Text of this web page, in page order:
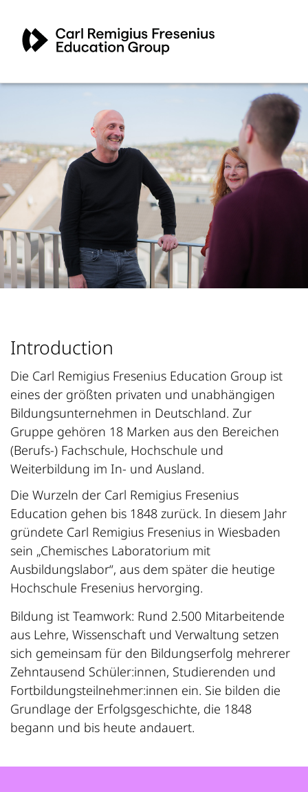
Introduction
Die Carl Remigius Fresenius Education Group ist
eines der größten privaten und unabhängigen
Bildungsunternehmen in Deutschland. Zur
Gruppe gehören 18 Marken aus den Bereichen
(Berufs-) Fachschule, Hochschule und
Weiterbildung im In- und Ausland.
Die Wurzeln der Carl Remigius Fresenius
Education gehen bis 1848 zurück. In diesem Jahr
gründete Carl Remigius Fresenius in Wiesbaden
sein „Chemisches Laboratorium mit
Ausbildungslabor“, aus dem später die heutige
Hochschule Fresenius hervorging.
Bildung ist Teamwork: Rund 2.500 Mitarbeitende
aus Lehre, Wissenschaft und Verwaltung setzen
sich gemeinsam für den Bildungserfolg mehrerer
Zehntausend Schüler:innen, Studierenden und
Fortbildungsteilnehmer:innen ein. Sie bilden die
Grundlage der Erfolgsgeschichte, die 1848
begann und bis heute andauert.